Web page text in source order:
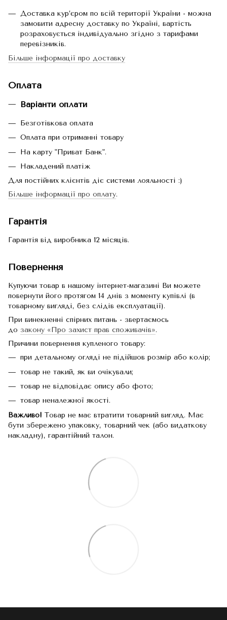
Доставка кур’єром по всій території України - можна
замовити адресну доставку по Україні, вартість
розраховується індивідуально згідно з тарифами
перевізників.
Більше інформації про доставку
Оплата
Варіанти оплати
Безготівкова оплата
Оплата при отриманні товару
На карту "Приват Банк".
Накладений платіж
Для постійних клієнтів діє системи лояльності :)
Більше інформації про оплату.
Гарантія
Гарантія від виробника 12 місяців.
Повернення
Купуючи товар в нашому інтернет-магазині Ви можете
повернути його протягом 14 днів з моменту купівлі (в
товарному вигляді, без слідів експлуатації).
При винекненні спірних питань - звертаємось
до закону «Про захист прав споживачів».
Причини повернення купленого товару:
при детальному огляді не підійшов розмір або колір;
товар не такий, як ви очікували;
товар не відповідає опису або фото;
товар неналежної якості.
Важливо! Товар не має втратити товарний вигляд. Має
бути збережено упаковку, товарний чек (або видаткову
накладну), гарантійний талон.